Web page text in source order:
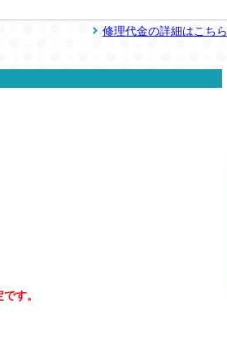
修理代金の詳細はこちら
す。